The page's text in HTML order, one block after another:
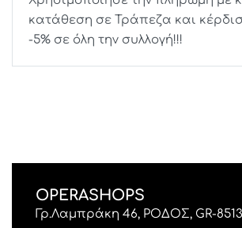
κατάθεση σε Τράπεζα και
-5% σε όλη την συλλογή!!!
OPERASHOPS
Γρ.Λαμπράκη 46, ΡΟΔΟΣ, GR-